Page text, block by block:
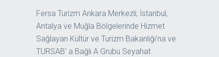
Fersa Turizm Ankara Merkezli; İstanbul,
Antalya ve Muğla Bölgelerinde Hizmet
Sağlayan Kültür ve Turizm Bakanlığı’na ve
TURSAB’ a Bağlı A Grubu Seyahat